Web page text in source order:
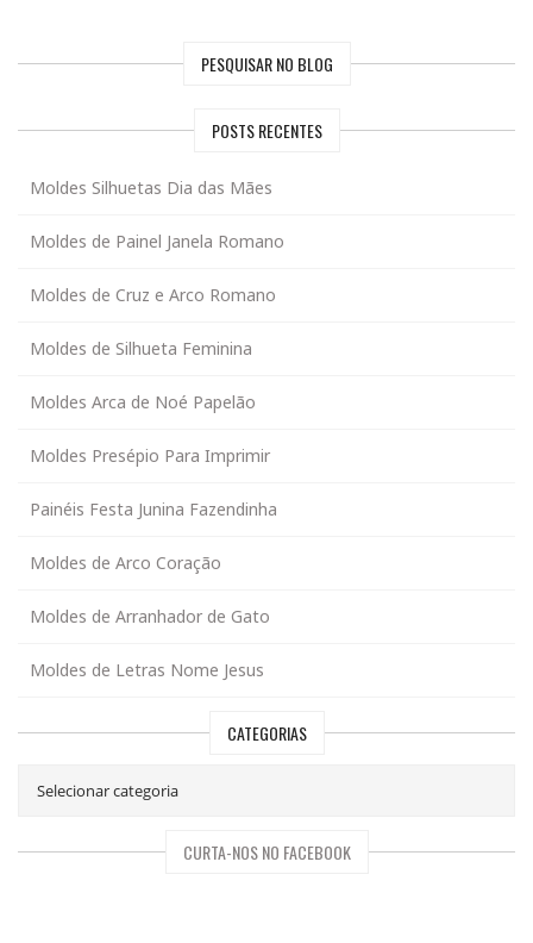
PESQUISAR NO BLOG
POSTS RECENTES
Moldes Silhuetas Dia das Mães
Moldes de Painel Janela Romano
Moldes de Cruz e Arco Romano
Moldes de Silhueta Feminina
Moldes Arca de Noé Papelão
Moldes Presépio Para Imprimir
Painéis Festa Junina Fazendinha
Moldes de Arco Coração
Moldes de Arranhador de Gato
Moldes de Letras Nome Jesus
CATEGORIAS
CURTA-NOS NO FACEBOOK